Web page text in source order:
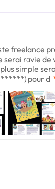
freelance
serai ravie
simple
pour d